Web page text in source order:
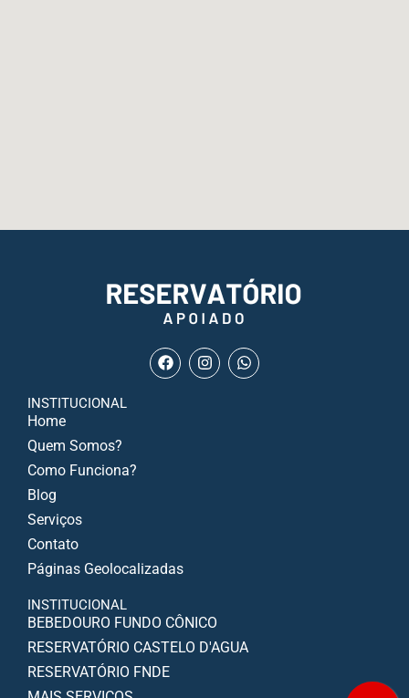
INSTITUCIONAL
Home
Quem Somos?
Como Funciona?
Blog
Serviços
Contato
Páginas Geolocalizadas
INSTITUCIONAL
BEBEDOURO FUNDO CÔNICO
RESERVATÓRIO CASTELO D'AGUA
RESERVATÓRIO FNDE